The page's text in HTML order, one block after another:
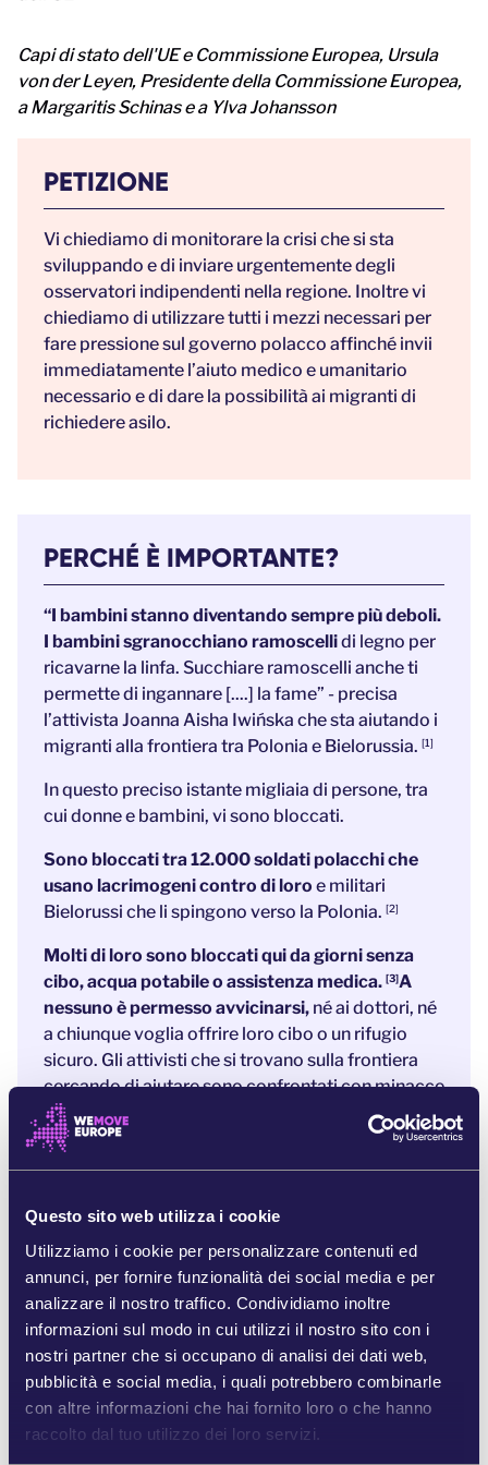
Questo sito web utilizza i cookie
Utilizziamo i cookie per personalizzare contenuti ed
annunci, per fornire funzionalità dei social media e per
analizzare il nostro traffico. Condividiamo inoltre
informazioni sul modo in cui utilizzi il nostro sito con i
nostri partner che si occupano di analisi dei dati web,
pubblicità e social media, i quali potrebbero combinarle
con altre informazioni che hai fornito loro o che hanno
raccolto dal tuo utilizzo dei loro servizi.
Capi di stato dell'UE e Commissione Europea, Ursula
von der Leyen, Presidente della Commissione Europea,
a Margaritis Schinas e a Ylva Johansson
PETIZIONE
Vi chiediamo di monitorare la crisi che si sta
sviluppando e di inviare urgentemente degli
osservatori indipendenti nella regione. Inoltre vi
chiediamo di utilizzare tutti i mezzi necessari per
fare pressione sul governo polacco affinché invii
immediatamente l’aiuto medico e umanitario
necessario e di dare la possibilità ai migranti di
richiedere asilo.
PERCHÉ È IMPORTANTE?
“I bambini stanno diventando sempre più deboli.
I bambini sgranocchiano ramoscellidi legno per
ricavarne la linfa. Succhiare ramoscelli anche ti
permette di ingannare [....] la fame” - precisa
l’attivista Joanna Aisha Iwińska che sta aiutando i
migranti alla frontiera tra Polonia e Bielorussia. [1]
In questo preciso istante migliaia di persone, tra
cui donne e bambini, vi sono bloccati.
Sono bloccati tra 12.000 soldati polacchi che
usano lacrimogeni contro di loro e militari
Bielorussi che li spingono verso la Polonia. [2]
Molti di loro sono bloccati qui da giorni senza
cibo, acqua potabile o assistenza medica. [3]A
nessuno è permesso avvicinarsi, né ai dottori, né
a chiunque voglia offrire loro cibo o un rifugio
sicuro. Gli attivisti che si trovano sulla frontiera
cercando di aiutare sono confrontati con minacce
e aggressioni.
E mentre i nostri leader europei stanno con le
umanitaria prenda il suo corso,
in nome di ciò che è giusto: un enorme protesta
popolare a livello europeo
Tutti gli occhi sono puntati su questa
situazione.Tutti i media, nessuno escluso, stanno
parlando di ciò che succede alla frontiera
esterna dell’UE.Se noi rimaniamo in silenzio, i
leader europei penseranno che ciò che sta